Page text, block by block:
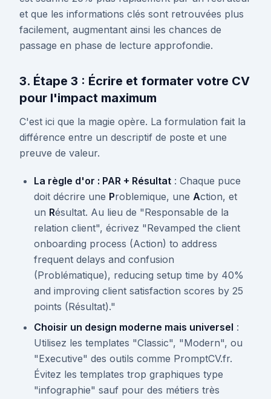
et que les informations clés sont retrouvées plus
facilement, augmentant ainsi les chances de
passage en phase de lecture approfondie.
3. Étape 3 : Écrire et formater votre CV
pour l'impact maximum
C'est ici que la magie opère. La formulation fait la
différence entre un descriptif de poste et une
preuve de valeur.
La règle d'or : PAR + Résultat : Chaque puce
doit décrire une Problemique, une Action, et
un Résultat. Au lieu de "Responsable de la
relation client", écrivez "Revamped the client
onboarding process (Action) to address
frequent delays and confusion
(Problématique), reducing setup time by 40%
and improving client satisfaction scores by 25
points (Résultat)."
Choisir un design moderne mais universel :
Utilisez les templates "Classic", "Modern", ou
"Executive" des outils comme PromptCV.fr.
Évitez les templates trop graphiques type
"infographie" sauf pour des métiers très